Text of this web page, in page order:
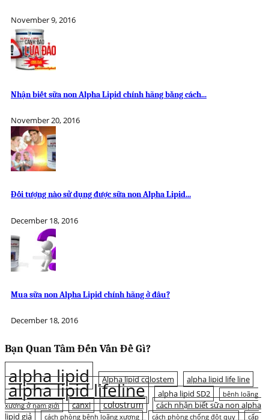
November 9, 2016
Nhận biết sữa non Alpha Lipid chính hãng bằng cách...
November 20, 2016
Đối tượng nào sử dụng được sữa non Alpha Lipid...
December 18, 2016
Mua sữa non Alpha Lipid chính hãng ở đâu?
December 18, 2016
Bạn Quan Tâm Đến Vấn Đề Gì?
alpha lipid Alpha lipid colostem alpha lipid life line
alpha lipid lifeline alpha lipid SD2
bệnh loãng
xương ở nam giới
canxi colostrum
cách nhận biết sữa non alpha
lipid giả
cách phòng bệnh loãng xương cách phòng chống đột quỵ
cấp